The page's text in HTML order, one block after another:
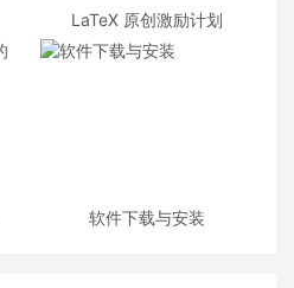
LaTeX 原创激励计划
软件下载与安装